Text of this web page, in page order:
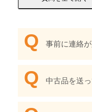
事前に連絡
中古品を送